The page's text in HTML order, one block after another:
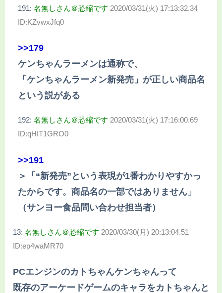
191: 名無しさん＠恐縮です 2020/03/31(火) 17:13:32.34
ID:KZvwxJfq0
>>179
ケンちゃんラーメンは通称で、
「ケンちゃんラーメン新発売」が正しい商品名
という説がある
192: 名無しさん＠恐縮です 2020/03/31(火) 17:16:00.69
ID:qHIT1GRO0
>>191
＞「“新発売”という表現が1番わかりやすかっ
たからです。商品名の一部ではありません」
（サンヨー食品問い合わせ担当者）
13: 名無しさん＠恐縮です 2020/03/30(月) 20:13:04.51
ID:ep4waMR70
PCエンジンのカトちゃんケンちゃんって
既存のアーケードゲームのキャラをカトちゃんと